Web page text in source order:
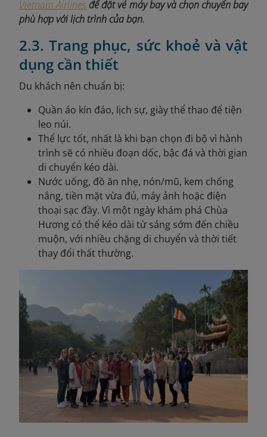
Vietnam Airlines để đặt vé máy bay và chọn chuyến bay
phù hợp với lịch trình của bạn.
2.3. Trang phục, sức khoẻ và vật
dụng cần thiết
Du khách nên chuẩn bị:
Quần áo kín đáo, lịch sự, giày thể thao để tiện
leo núi.
Thể lực tốt, nhất là khi bạn chọn đi bộ vì hành
trình sẽ có nhiều đoạn dốc, bậc đá và thời gian
di chuyển kéo dài.
Nước uống, đồ ăn nhẹ, nón/mũ, kem chống
nắng, tiền mặt vừa đủ, máy ảnh hoặc điện
thoại sạc đầy. Vì một ngày khám phá Chùa
Hương có thể kéo dài từ sáng sớm đến chiều
muộn, với nhiều chặng di chuyển và thời tiết
thay đổi thất thường.